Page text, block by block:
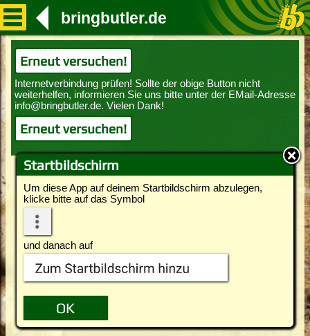
Startbildschirm
Um diese App auf deinem Startbildschirm abzulegen,
klicke bitte auf das Symbol
und danach auf
bringbutler.de
Erneut versuchen!
Erneut versuchen!